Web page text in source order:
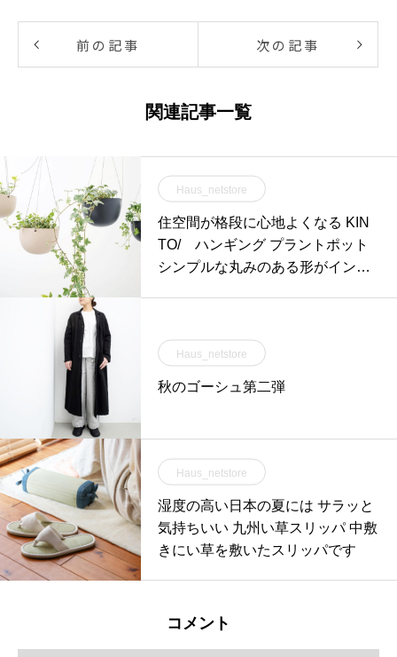
前の記事 次の記事
関連記事一覧
Haus_netstore
住空間が格段に心地よくなる KIN
TO/ ハンギング プラントポット
シンプルな丸みのある形がインテ
Haus_netstore
秋のゴーシュ第二弾
Haus_netstore
湿度の高い日本の夏には サラッと
気持ちいい 九州い草スリッパ 中敷
きにい草を敷いたスリッパです
コメント